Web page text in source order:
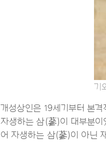
기
개성상인은 19세기부터 본
자생하는 삼(蔘)이 대부분이
어 자생하는 삼(蔘)이 아닌